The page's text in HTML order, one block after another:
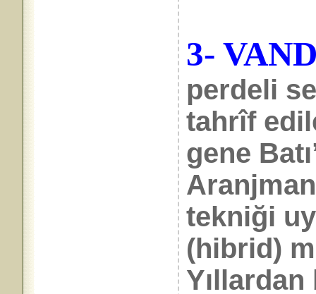
3-
perdeli
tahrîf
gene
tekniği
(hibrid)
Yıllardan